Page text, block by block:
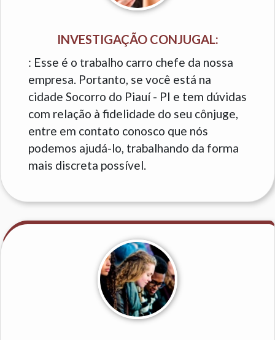
INVESTIGAÇÃO CONJUGAL:
: Esse é o trabalho carro chefe da nossa
empresa. Portanto, se você está na
cidade Socorro do Piauí - PI e tem dúvidas
com relação à fidelidade do seu cônjuge,
entre em contato conosco que nós
podemos ajudá-lo, trabalhando da forma
mais discreta possível.